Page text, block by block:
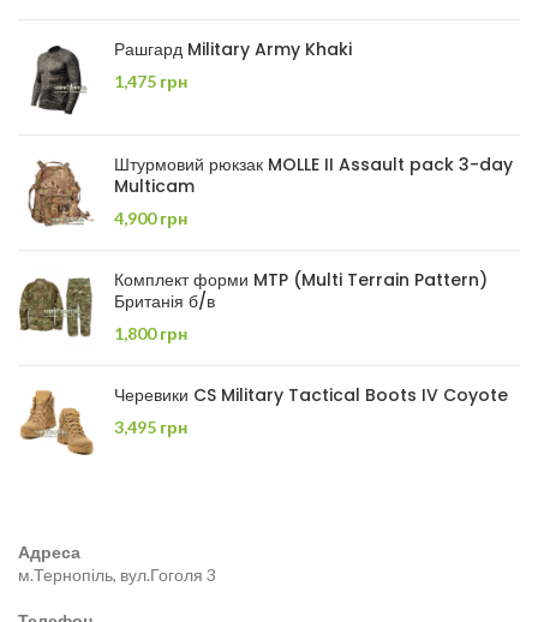
Рашгард Military Army Khaki
1,475 грн
Штурмовий рюкзак MOLLE II Assault pack 3-day
Multicam
4,900грн
Комплект форми MTP (Multi Terrain Pattern)
Британія б/в
1,800грн
Черевики CS Military Tactical Boots IV Coyote
3,495 грн
Адреса
м.Тернопіль, вул.Гоголя 3